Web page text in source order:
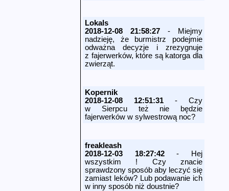
Lokals
2018-12-08 21:58:27 - Miejmy
nadzieję, że burmistrz podejmie
odważna decyzje i zrezygnuje
z fajerwerków, które są katorga dla
zwierząt.
Kopernik
2018-12-08 12:51:31 - Czy
w Sierpcu też nie będzie
fajerwerków w sylwestrową noc?
freakleash
2018-12-03 18:27:42- Hej
wszystkim ! Czy znacie
sprawdzony sposób aby leczyć się
zamiast leków? Lub podawanie ich
w inny sposób niż doustnie?